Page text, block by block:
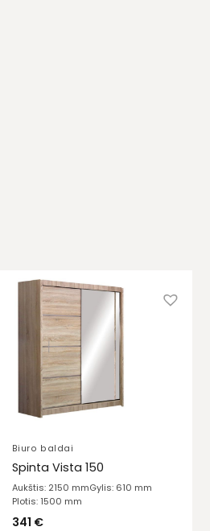
Biuro baldai
Spinta Vista 150
Aukštis: 2150 mmGylis: 610 mm
Plotis: 1500 mm
341 €